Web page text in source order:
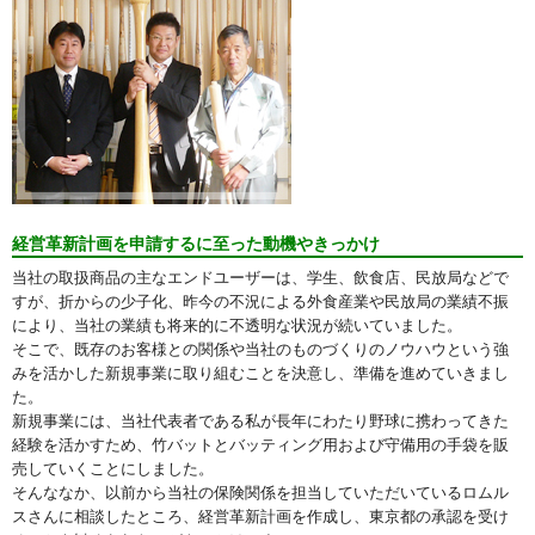
経営革新計画を申請するに至った動機やきっかけ
当社の取扱商品の主なエンドユーザーは、学生、飲食店、民放局などで
すが、折からの少子化、昨今の不況による外食産業や民放局の業績不振
により、当社の業績も将来的に不透明な状況が続いていました。
そこで、既存のお客様との関係や当社のものづくりのノウハウという強
みを活かした新規事業に取り組むことを決意し、準備を進めていきまし
た。
新規事業には、当社代表者である私が長年にわたり野球に携わってきた
経験を活かすため、竹バットとバッティング用および守備用の手袋を販
売していくことにしました。
そんななか、以前から当社の保険関係を担当していただいているロムル
スさんに相談したところ、経営革新計画を作成し、東京都の承認を受け